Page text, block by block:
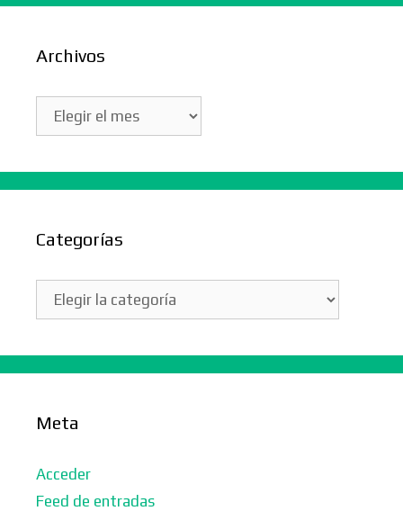
Archivos
Archivos
Categorías
Categorías
Meta
Acceder
Feed de entradas